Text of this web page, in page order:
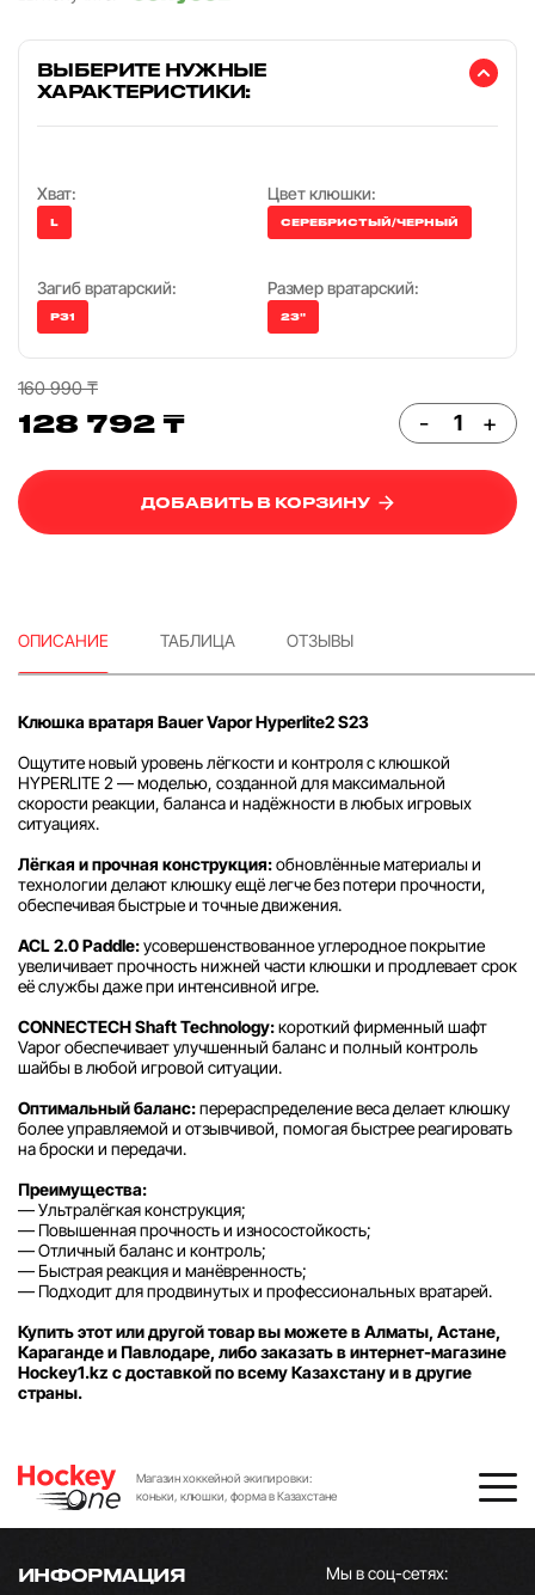
ВЫБЕРИТЕ НУЖНЫЕ
ХАРАКТЕРИСТИКИ:
Хват:
L
Цвет клюшки:
СЕРЕБРИСТЫЙ/ЧЕРНЫЙ
Загиб вратарский:
P31
Размер вратарский:
23"
160 990 ₸
128 792 ₸ - +
ДОБАВИТЬ В КОРЗИНУ
ОПИСАНИЕ ТАБЛИЦА ОТЗЫВЫ
Клюшка вратаря Bauer Vapor Hyperlite2 S23
Ощутите новый уровень лёгкости и контроля с клюшкой
HYPERLITE 2 — моделью, созданной для максимальной
скорости реакции, баланса и надёжности в любых игровых
ситуациях.
Лёгкая и прочная конструкция:обновлённые материалы и
технологии делают клюшку ещё легче без потери прочности,
обеспечивая быстрые и точные движения.
ACL 2.0 Paddle:усовершенствованное углеродное покрытие
увеличивает прочность нижней части клюшки и продлевает срок
её службы даже при интенсивной игре.
CONNECTECH Shaft Technology:короткий фирменный шафт
Vapor обеспечивает улучшенный баланс и полный контроль
шайбы в любой игровой ситуации.
Оптимальный баланс:перераспределение веса делает клюшку
более управляемой и отзывчивой, помогая быстрее реагировать
на броски и передачи.
Преимущества:
— Ультралёгкая конструкция;
— Повышенная прочность и износостойкость;
— Отличный баланс и контроль;
— Быстрая реакция и манёвренность;
— Подходит для продвинутых и профессиональных вратарей.
Купить этот или другой товар вы можете в Алматы, Астане,
Караганде и Павлодаре, либо заказать в интернет-магазине
Hockey1.kz с доставкой по всему Казахстану и в другие
страны.
Магазин хоккейной экипировки:
коньки, клюшки, форма в Казахстане
ИНФОРМАЦИЯ Мы в соц-сетях: